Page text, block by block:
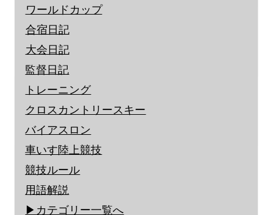
ワールドカップ
合宿日記
大会日記
監督日記
トレーニング
クロスカントリースキー
バイアスロン
車いす陸上競技
競技ルール
用語解説
▶︎カテゴリー一覧へ